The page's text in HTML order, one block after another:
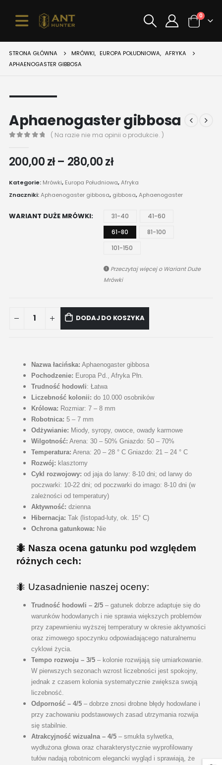
0
STRONA GŁÓWNA MRÓWKI, EUROPA POŁUDNIOWA, AFRYKA
APHAENOGASTER GIBBOSA
Aphaenogaster gibbosa
( Na razie nie ma opinii o produkcie. )
200,00zł– 280,00złZakres
od
200,00 zł
280,00 zł
Kategorie: Mrówki, Europa Południowa,Afryka
Znaczniki:Aphaenogaster gibbosa, gibbosa,Aphaenogaster
WARIANT DUŻE MRÓWKI 31-40
41-60
61-80
81-100
101-150
Przeczytaj więcej o Wariant Duże
Mrówki
DODAJ DO KOSZYKA
Nazwa łacińska: Aphaenogaster gibbosa
Pochodzenie: Europa Pd., Afryka Płn.
Trudność hodowli: Łatwa
Liczebność kolonii: do 10.000 osobników
Królowa: Rozmiar: 7 – 8 mm
Robotnica: 5 – 7 mm
Odżywianie: Miody, syropy, owoce, owady karmowe
Wilgotność: Arena: 30 – 50% Gniazdo: 50 – 70%
Temperatura: Arena: 20 – 28 ° C Gniazdo: 21 – 24 ° C
Rozwój: klasztorny
Cykl rozwojowy: od jaja do larwy: 8-10 dni; od larwy do
poczwarki: 10-22 dni; od poczwarki do imago: 8-10 dni (w
zależności od temperatury)
Aktywność: dzienna
Hibernacja: Tak (listopad-luty, ok. 15° C)
Ochrona gatunkowa: Nie
🐜 Nasza ocena gatunku pod względem
różnych cech:
🐜 Uzasadnienie naszej oceny:
Trudność hodowli – 2/5– gatunek dobrze adaptuje się do
warunków hodowlanych i nie sprawia większych problemów
przy zapewnieniu wyższej temperatury w okresie aktywności
oraz zimowego spoczynku odpowiadającego naturalnemu
cyklowi życia.
Tempo rozwoju – 3/5– kolonie rozwijają się umiarkowanie.
W pierwszych sezonach wzrost liczebności jest spokojny,
jednak z czasem kolonia systematycznie zwiększa swoją
liczebność.
Odporność – 4/5– dobrze znosi drobne błędy hodowlane i
przy zachowaniu podstawowych zasad utrzymania rozwija
się stabilnie.
Atrakcyjność wizualna – 4/5– smukła sylwetka,
wydłużona głowa oraz charakterystycznie wyprofilowany
tułów nadają robotnicom elegancki wygląd i sprawiają, że